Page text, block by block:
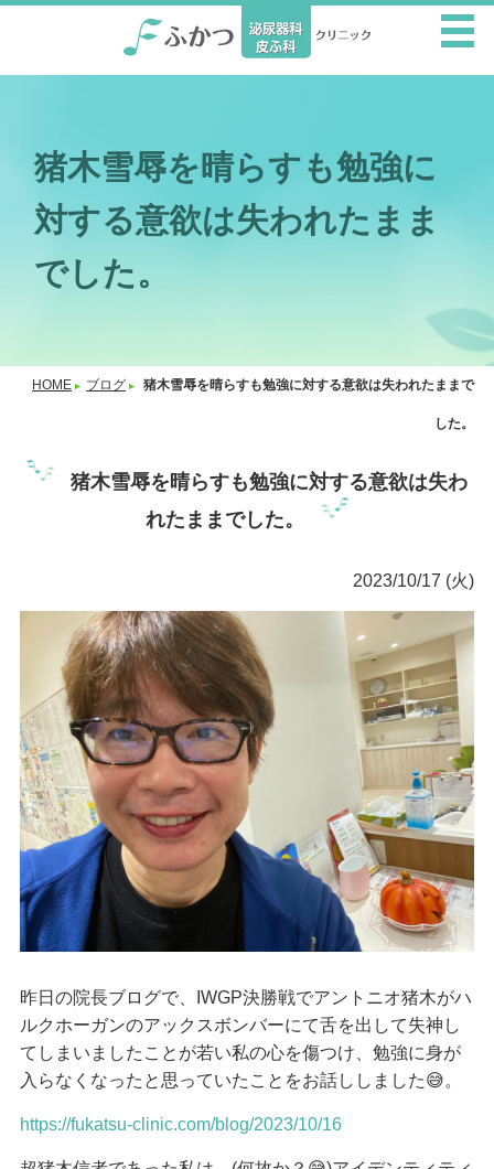
猪木雪辱を晴らすも勉強に
対する意欲は失われたまま
でした。
HOME ブログ 猪木雪辱を晴らすも勉強に対する意欲は失われたままで
した。
猪木雪辱を晴らすも勉強に対する意欲は失わ
れたままでした。
2023/10/17 (火)
昨日の院長ブログで、IWGP決勝戦でアントニオ猪木がハ
ルクホーガンのアックスボンバーにて舌を出して失神し
てしまいましたことが若い私の心を傷つけ、勉強に身が
入らなくなったと思っていたことをお話ししました😅。
https://fukatsu-clinic.com/blog/2023/10/16